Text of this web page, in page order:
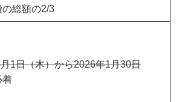
の総額の2/3
1日（木）から2026年1月30日
着